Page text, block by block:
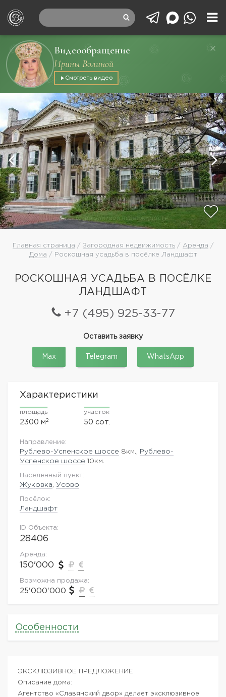
Видеообращение
Ирины Волиной
Смотреть видео
Главная страница / Загородная недвижимость/ Аренда /
Дома / Роскошная усадьба в посёлке Ландшафт
РОСКОШНАЯ УСАДЬБА В ПОСЁЛКЕ
ЛАНДШАФТ
+7 (495) 925-33-77
Оставить заявку
Max Telegram WhatsApp
Характеристики
площадь
2300 м2
участок
50 сот.
Направление:
Рублево-Успенское шоссе 8км.,
Рублево-
Успенское шоссе 10км.
Населённый пункт:
Жуковка Усово
Посёлок:
Ландшафт
ID Объекта:
28406
Аренда:
150'000
Возможна продажа:
25'000'000
Особенности
ЭКСКЛЮЗИВНОЕ ПРЕДЛОЖЕНИЕ
Описание дома:
Агентство «Славянский двор» делает эксклюзивное